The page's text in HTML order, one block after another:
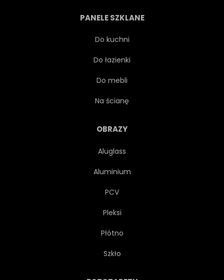
PANELE SZKLANE
Do kuchni
Do łazienki
Do mebli
Na ścianę
OBRAZY
Aluglass
Aluminium
PCV
Pleksi
Płótno
Szkło